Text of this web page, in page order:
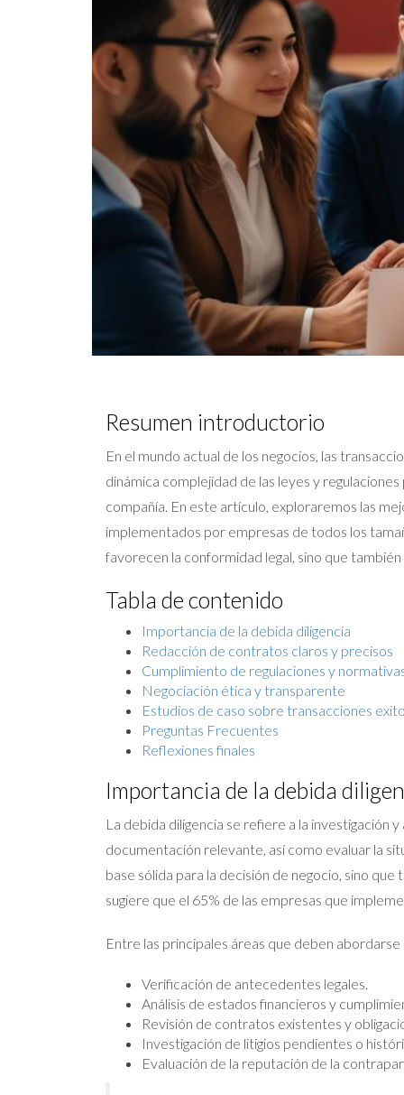
Resumen introductorio
En el mundo actual de los negocios, las
dinámica complejidad de las leyes y
compañía. En este artículo, exploraremos las
implementados por empresas de todos los
favorecen la conformidad legal, sino que
Tabla de contenido
Importancia de la debida diligencia
Redacción de contratos claros y precisos
Cumplimiento de regulaciones y
Negociación ética y transparente
Estudios de caso sobre transacciones
Preguntas Frecuentes
Reflexiones finales
Importancia de la debida
La debida diligencia se refiere a la investigación
documentación relevante, así como evaluar la
base sólida para la decisión de negocio, sino
sugiere que el 65% de las empresas que
Entre las principales áreas que deben
Verificación de antecedentes legales.
Análisis de estados financieros y
Revisión de contratos existentes y
Investigación de litigios pendientes o
Evaluación de la reputación de la